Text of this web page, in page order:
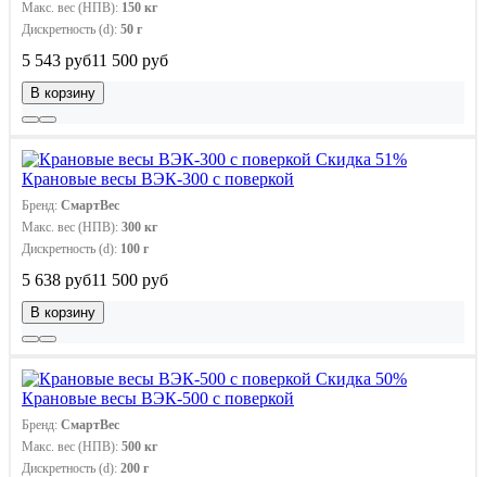
Макс. вес (НПВ): 150 кг
Дискретность (d): 50 г
5 543 руб11 500 руб
В корзину
Скидка 51%
Крановые весы ВЭК-300 с поверкой
Бренд: СмартВес
Макс. вес (НПВ): 300 кг
Дискретность (d): 100 г
5 638 руб11 500 руб
В корзину
Скидка 50%
Крановые весы ВЭК-500 с поверкой
Бренд: СмартВес
Макс. вес (НПВ): 500 кг
Дискретность (d): 200 г